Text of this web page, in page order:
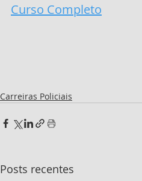
Curso Completo
Carreiras Policiais
Posts recentes